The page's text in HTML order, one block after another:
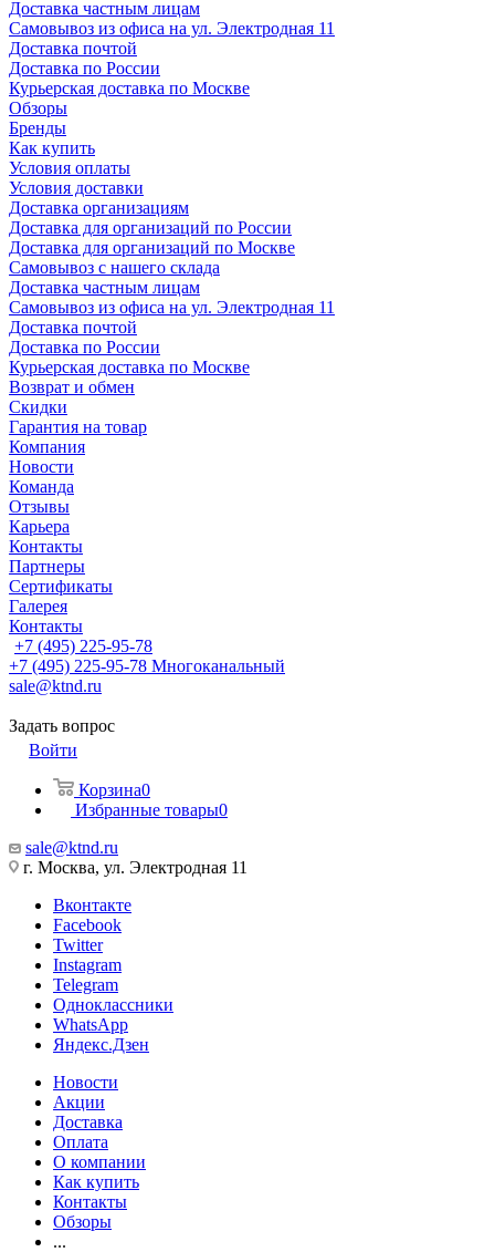
Доставка частным лицам
Самовывоз из офиса на ул. Электродная 11
Доставка почтой
Доставка по России
Курьерская доставка по Москве
Обзоры
Бренды
Как купить
Условия оплаты
Условия доставки
Доставка организациям
Доставка для организаций по России
Доставка для организаций по Москве
Самовывоз с нашего склада
Доставка частным лицам
Самовывоз из офиса на ул. Электродная 11
Доставка почтой
Доставка по России
Курьерская доставка по Москве
Возврат и обмен
Скидки
Гарантия на товар
Компания
Новости
Команда
Отзывы
Карьера
Контакты
Партнеры
Сертификаты
Галерея
Контакты
+7 (495) 225-95-78
+7 (495) 225-95-78 Многоканальный
sale@ktnd.ru
Задать вопрос
Войти
Корзина0
Избранные товары0
sale@ktnd.ru
г. Москва, ул. Электродная 11
Вконтакте
Facebook
Twitter
Instagram
Telegram
Одноклассники
WhatsApp
Яндекс.Дзен
Новости
Акции
Доставка
Оплата
О компании
Как купить
Контакты
Обзоры
...